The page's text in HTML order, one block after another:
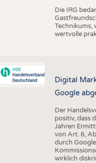
Die IRG
Technikums,
wertvolle
Digital
Google
Der
positiv, dass
Jahren
von Art. 6,
durch
wirklich